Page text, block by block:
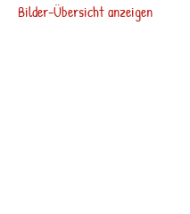
Bilder-Übersicht anzeigen